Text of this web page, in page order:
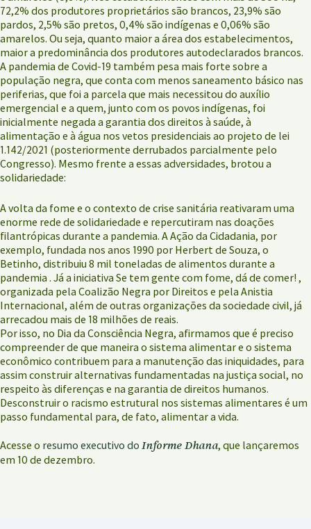
72,2% dos produtores proprietários são brancos, 23,9% são
pardos, 2,5% são pretos, 0,4% são indígenas e 0,06% são
amarelos. Ou seja, quanto maior a área dos estabelecimentos,
maior a predominância dos produtores autodeclarados brancos.
A pandemia de Covid-19 também pesa mais forte sobre a
população negra, que conta com menos saneamento básico nas
periferias, que foi a parcela que mais necessitou do auxílio
emergencial e a quem, junto com os povos indígenas, foi
inicialmente negada a garantia dos direitos à saúde, à
alimentação e à água nos vetos presidenciais ao projeto de lei
1.142/2021 (posteriormente derrubados parcialmente pelo
Congresso). Mesmo frente a essas adversidades, brotou a
solidariedade:
A volta da fome e o contexto de crise sanitária reativaram uma
enorme rede de solidariedade e repercutiram nas doações
filantrópicas durante a pandemia. A Ação da Cidadania, por
exemplo, fundada nos anos 1990 por Herbert de Souza, o
Betinho, distribuiu 8 mil toneladas de alimentos durante a
pandemia . Já a iniciativa Se tem gente com fome, dá de comer! ,
organizada pela Coalizão Negra por Direitos e pela Anistia
Internacional, além de outras organizações da sociedade civil, já
arrecadou mais de 18 milhões de reais.
Por isso, no Dia da Consciência Negra, afirmamos que é preciso
compreender de que maneira o sistema alimentar e o sistema
econômico contribuem para a manutenção das iniquidades, para
assim construir alternativas fundamentadas na justiça social, no
respeito às diferenças e na garantia de direitos humanos.
Desconstruir o racismo estrutural nos sistemas alimentares é um
passo fundamental para, de fato, alimentar a vida.
Acesse o resumo executivo do Informe Dhana, que lançaremos
em 10 de dezembro.